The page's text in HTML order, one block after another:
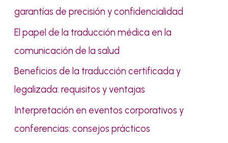
garantías de precisión y confidencialidad
El papel de la traducción médica en la
comunicación de la salud
Beneficios de la traducción certificada y
legalizada: requisitos y ventajas
Interpretación en eventos corporativos y
conferencias: consejos prácticos